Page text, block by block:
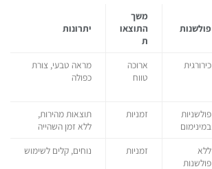
פולשנות
משך
התוצאו
ת
יתרונות
כירורגית
ארוכה
טווח
מראה טבעי, צורת
כפולה
פולשניות
במינימום
זמניות
תוצאות מהירות,
ללא זמן השהייה
ללא
פולשנות
זמניות נוחים, קלים לשימוש